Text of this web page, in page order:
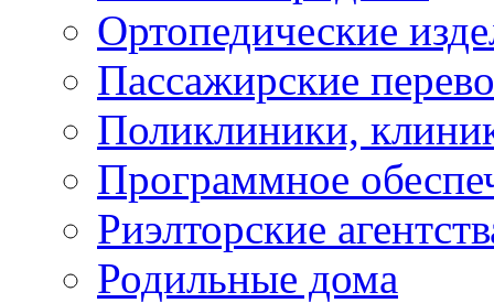
Ортопедические
Пассажирские
Поликлиники,
Программное
Риэлторские
Родильные дома